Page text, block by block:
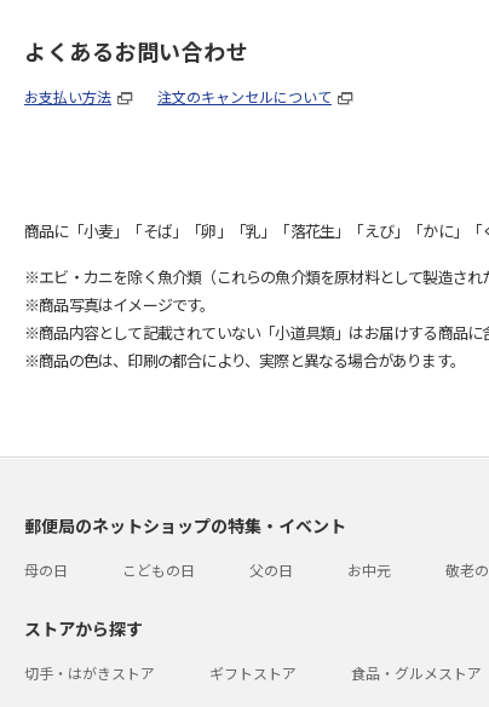
よくあるお問い合わせ
お支払い方法 注文のキャンセルについて
商品に「小麦」「そば」「卵」「乳」「落花生」「えび」「かに」
※エビ・カニを除く魚介類（これらの魚介類を原材料として製造さ
※商品写真はイメージです。
※商品内容として記載されていない「小道具類」はお届けする商品に
※商品の色は、印刷の都合により、実際と異なる場合があります。
郵便局のネットショップの特集・イベント
母の日 こどもの日 父の日 お中元 敬老
ストアから探す
切手・はがきストア ギフトストア 食品・グルメストア